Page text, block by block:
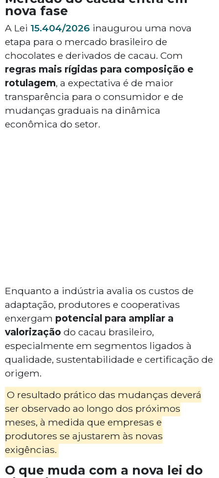
nova fase
A Lei 15.404/2026 inaugurou uma nova
etapa para o mercado brasileiro de
chocolates e derivados de cacau. Com
regras mais rígidas para composição e
rotulagem, a expectativa é de maior
transparência para o consumidor e de
mudanças graduais na dinâmica
econômica do setor.
Enquanto a indústria avalia os custos de
adaptação, produtores e cooperativas
enxergam potencial para ampliar a
valorização do cacau brasileiro,
especialmente em segmentos ligados à
qualidade, sustentabilidade e certificação de
origem.
O resultado prático das mudanças deverá
ser observado ao longo dos próximos
meses, à medida que empresas e
produtores se ajustarem às novas
exigências.
O que muda com a nova lei do